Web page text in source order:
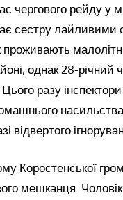
чергового рейду у
сестру
однак 28-річний
разу
відвертого
Коростенської
мешканця.